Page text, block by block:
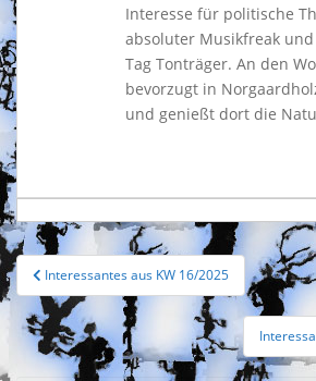
Interesse für politische
absoluter Musikfreak
Tag Tonträger. An den
bevorzugt in
und genießt dort die
Beitragsnavigation
Interessantes aus KW 16/2025